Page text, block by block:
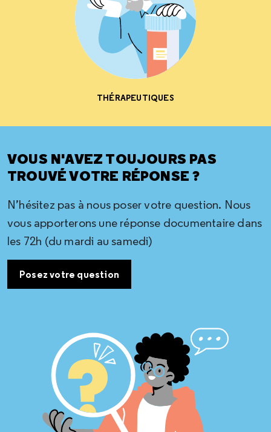
THÉRAPEUTIQUES
VOUS N'AVEZ TOUJOURS PAS
TROUVÉ VOTRE RÉPONSE ?
N’hésitez pas à nous poser votre question. Nous
vous apporterons une réponse documentaire dans
les 72h (du mardi au samedi)
Posez votre question